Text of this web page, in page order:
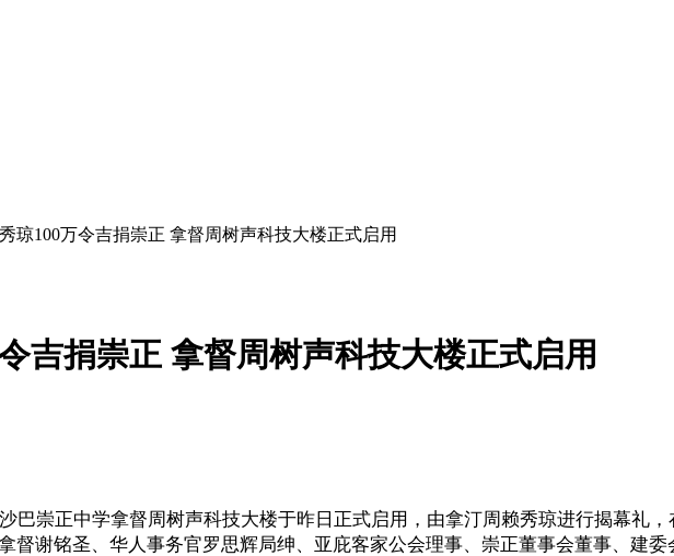
琼100万令吉捐崇正 拿督周树声科技大楼正式启用
吉捐崇正 拿督周树声科技大楼正式启用
巴崇正中学拿督周树声科技大楼于昨日正式启用，由拿汀周赖秀琼进行揭幕礼
督谢铭圣、华人事务官罗思辉局绅、亚庇客家公会理事、崇正董事会董事、建委